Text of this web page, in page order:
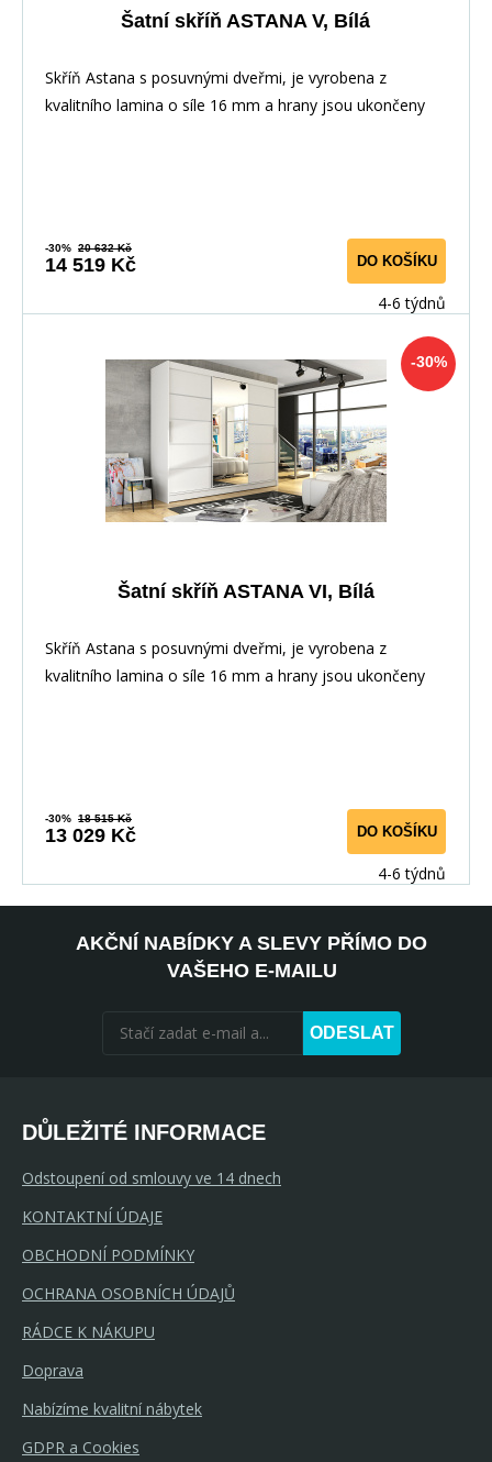
Šatní skříň ASTANA V, Bílá
Skříň Astana s posuvnými dveřmi, je vyrobena z
kvalitního lamina o síle 16 mm a hrany jsou ukončeny
-30% 20 632 Kč
14 519 Kč DO KOŠÍKU
4-6 týdnů
-30%
Šatní skříň ASTANA VI, Bílá
Skříň Astana s posuvnými dveřmi, je vyrobena z
kvalitního lamina o síle 16 mm a hrany jsou ukončeny
-30% 18 515 Kč
13 029 Kč DO KOŠÍKU
4-6 týdnů
AKČNÍ NABÍDKY A SLEVY PŘÍMO DO
VAŠEHO E-MAILU
ODESLAT
DŮLEŽITÉ INFORMACE
Odstoupení od smlouvy ve 14 dnech
KONTAKTNÍ ÚDAJE
OBCHODNÍ PODMÍNKY
OCHRANA OSOBNÍCH ÚDAJŮ
RÁDCE K NÁKUPU
Doprava
Nabízíme kvalitní nábytek
GDPR a Cookies